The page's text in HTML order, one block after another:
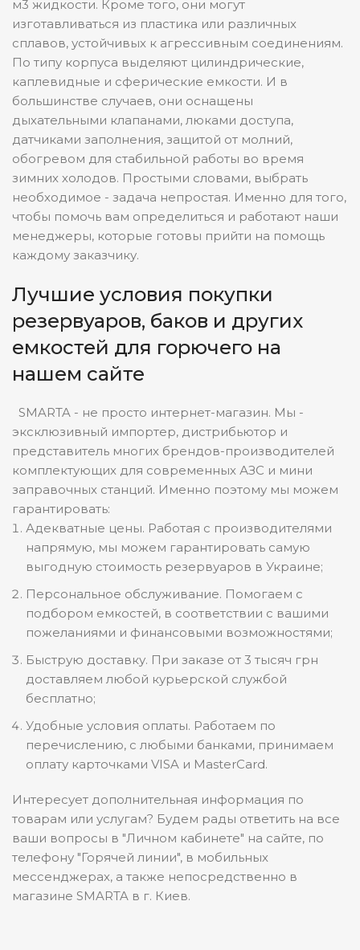
м3 жидкости. Кроме того, они могут
изготавливаться из пластика или различных
сплавов, устойчивых к агрессивным соединениям.
По типу корпуса выделяют цилиндрические,
каплевидные и сферические емкости. И в
большинстве случаев, они оснащены
дыхательными клапанами, люками доступа,
датчиками заполнения, защитой от молний,
обогревом для стабильной работы во время
зимних холодов. Простыми словами, выбрать
необходимое - задача непростая. Именно для того,
чтобы помочь вам определиться и работают наши
менеджеры, которые готовы прийти на помощь
каждому заказчику.
Лучшие условия покупки
резервуаров, баков и других
емкостей для горючего на
нашем сайте
SMARTA - не просто интернет-магазин. Мы -
эксклюзивный импортер, дистрибьютор и
представитель многих брендов-производителей
комплектующих для современных АЗС и мини
заправочных станций. Именно поэтому мы можем
гарантировать:
Адекватные цены. Работая с производителями
напрямую, мы можем гарантировать самую
выгодную стоимость резервуаров в Украине;
Персональное обслуживание. Помогаем с
подбором емкостей, в соответствии с вашими
пожеланиями и финансовыми возможностями;
Быструю доставку. При заказе от 3 тысяч грн
доставляем любой курьерской службой
бесплатно;
Удобные условия оплаты. Работаем по
перечислению, с любыми банками, принимаем
оплату карточками VISA и MasterCard.
Интересует дополнительная информация по
товарам или услугам? Будем рады ответить на все
ваши вопросы в "Личном кабинете" на сайте, по
телефону "Горячей линии", в мобильных
мессенджерах, а также непосредственно в
магазине SMARTA в г. Киев.